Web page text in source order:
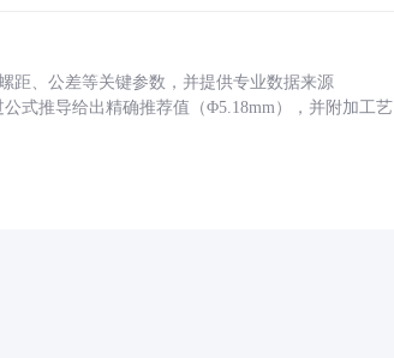
距、公差等关键参数，并提供专业数据来源
式推导给出精确推荐值（Φ5.18mm），并附加工艺